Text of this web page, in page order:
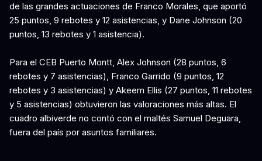
de las grandes actuaciones de Franco Morales, que aportó
25 puntos, 9 rebotes y 12 asistencias, y Dane Johnson (20
puntos, 13 rebotes y 1 asistencia).
Para el CEB Puerto Montt, Alex Johnson (28 puntos, 6
rebotes y 7 asistencias), Franco Garrido (9 puntos, 12
rebotes y 3 asistencias) y Akeem Ellis (27 puntos, 11 rebotes
y 5 asistencias) obtuvieron las valoraciones más altas. El
cuadro albiverde no contó con el maltés Samuel Deguara,
fuera del país por asuntos familiares.